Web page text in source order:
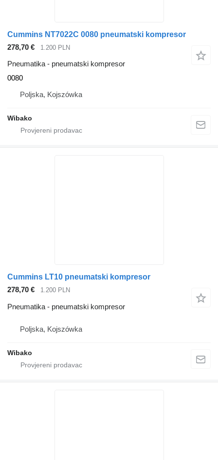
Cummins NT7022C 0080 pneumatski kompresor
278,70 €
1.200 PLN
Pneumatika - pneumatski kompresor
0080
Poljska, Kojszówka
Wibako
Cummins LT10 pneumatski kompresor
278,70 €
1.200 PLN
Pneumatika - pneumatski kompresor
Poljska, Kojszówka
Wibako